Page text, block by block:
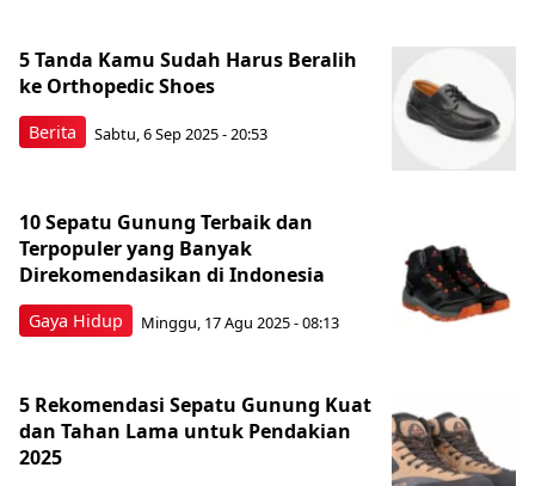
Berita
5 Tanda Kamu Sudah Harus Beralih
ke Orthopedic Shoes
Sabtu, 6 Sep 2025 - 20:53
Gaya Hidup
10 Sepatu Gunung Terbaik dan
Terpopuler yang Banyak
Direkomendasikan di Indonesia
Minggu, 17 Agu 2025 - 08:13
5 Rekomendasi Sepatu Gunung Kuat
dan Tahan Lama untuk Pendakian
2025